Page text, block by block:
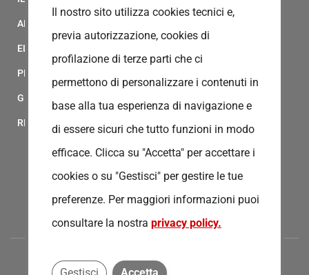
ALBO FORNITORI
ELENCO AVVOCATI
PRIVACY
GESTIONALE GAIA
RED CLOUD
Il nostro sito utilizza cookies tecnici e,
previa autorizzazione, cookies di
profilazione di terze parti che ci
permettono di personalizzare i contenuti in
base alla tua esperienza di navigazione e
di essere sicuri che tutto funzioni in modo
efficace. Clicca su "Accetta" per accettare i
cookies o su "Gestisci" per gestire le tue
preferenze. Per maggiori informazioni puoi
consultare la nostra privacy policy.